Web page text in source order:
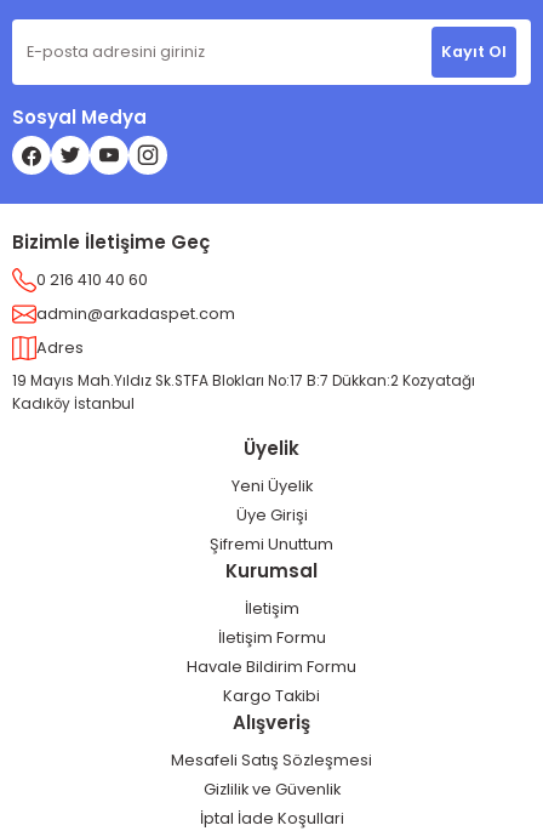
Kayıt Ol
Sosyal Medya
Bizimle İletişime Geç
0 216 410 40 60
admin@arkadaspet.com
Adres
19 Mayıs Mah.Yıldız Sk.STFA Blokları No:17 B:7 Dükkan:2 Kozyatağı
Kadıköy İstanbul
Üyelik
Yeni Üyelik
Üye Girişi
Şifremi Unuttum
Kurumsal
İletişim
İletişim Formu
Havale Bildirim Formu
Kargo Takibi
Alışveriş
Mesafeli Satış Sözleşmesi
Gizlilik ve Güvenlik
İptal İade Koşullari